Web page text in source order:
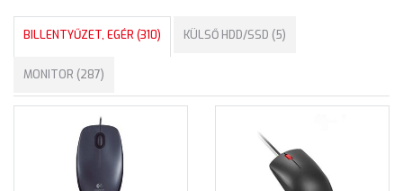
BILLENTYŰZET, EGÉR (310) KÜLSŐ HDD/SSD (5)
MONITOR (287)